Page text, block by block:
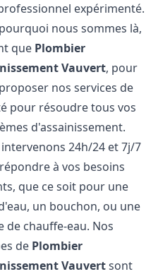
expérimenté.
nous sommes là,
que Plombier
Vauvert, pour
nos services de
pour résoudre tous vos
d'assainissement.
24h/24 et 7j/7
à vos besoins
que ce soit pour une
un bouchon, ou une
de chauffe-eau. Nos
de Plombier
Vauvertsont